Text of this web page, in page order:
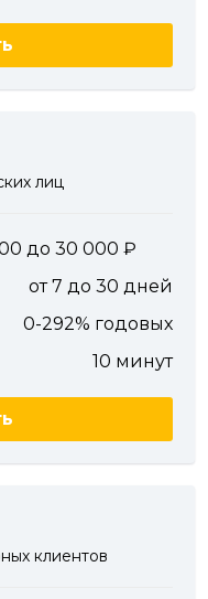
лиц
до 30 000
от 7 до 30 дней
0-292% годовых
10 минут
клиентов